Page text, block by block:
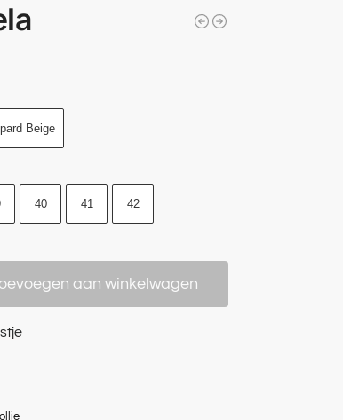
Beige
40 41 42
aan winkelwagen